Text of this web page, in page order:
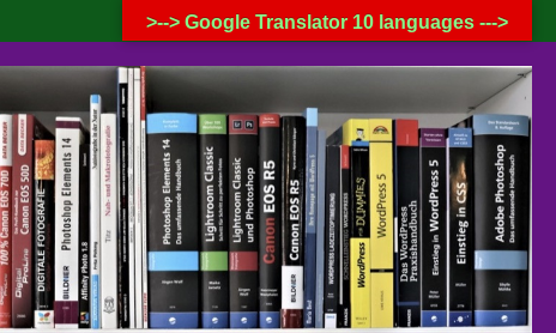
6. AUGUST 2026
>--> Google Translator 10 languages --->